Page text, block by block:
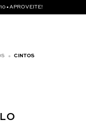
• APROVEITE!
CINTOS